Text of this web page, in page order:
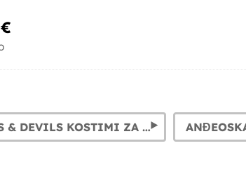
DEMONS & DEVILS KOSTIMI ZA DJECU